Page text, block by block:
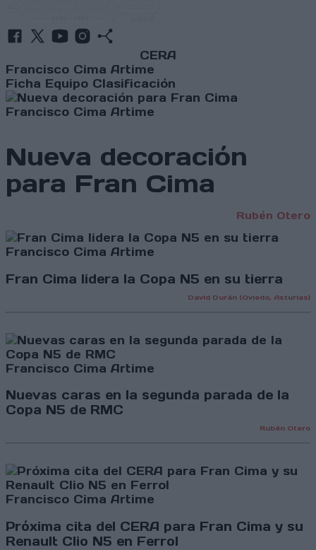
CERA
Francisco Cima Artime
Ficha Equipo Clasificación
Francisco Cima Artime
Nueva decoración
para Fran Cima
Rubén Otero
Francisco Cima Artime
Fran Cima lidera la Copa N5 en su tierra
David Durán (Oviedo, Asturias)
Francisco Cima Artime
Nuevas caras en la segunda parada de la
Copa N5 de RMC
Rubén Otero
Francisco Cima Artime
Próxima cita del CERA para Fran Cima y su
Renault Clio N5 en Ferrol